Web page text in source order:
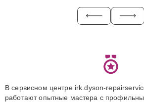
В сервисном центре irk.dyson-
работают опытные мастера с